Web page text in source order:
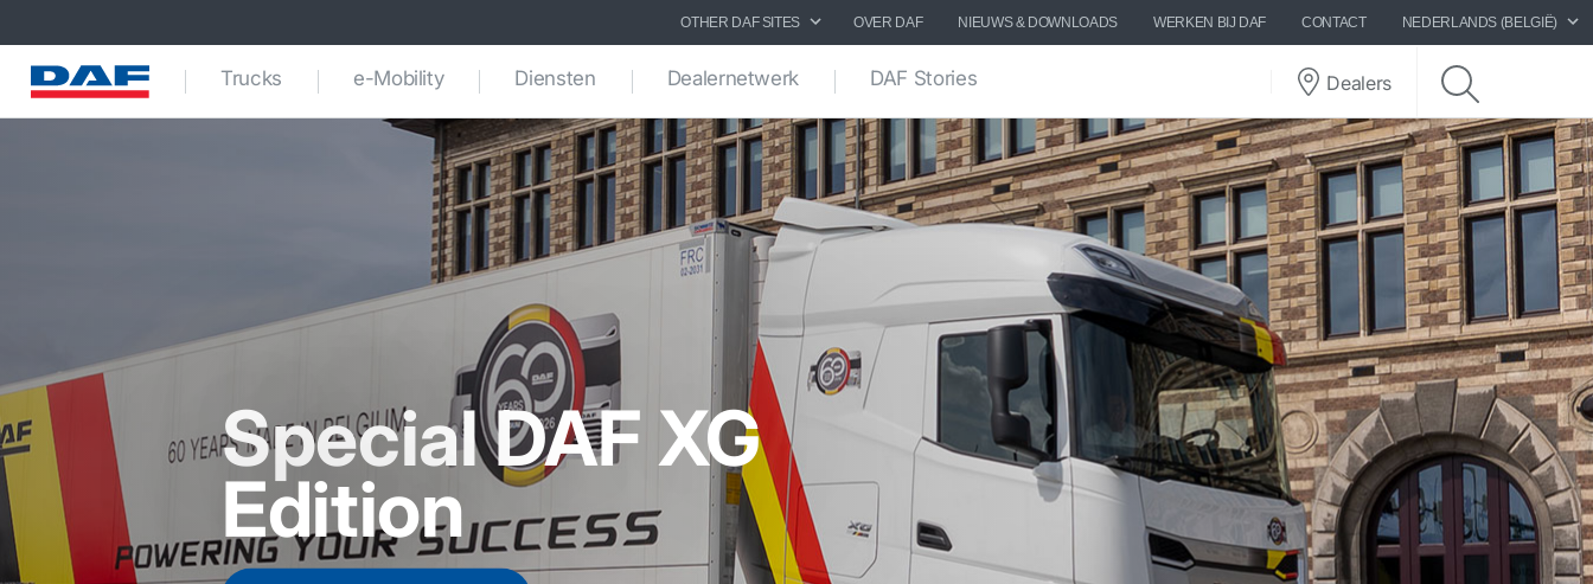
OTHER DAF SITES OVER DAF NIEUWS & DOWNLOADS WERKEN BIJ DAF CONTACT NEDERLANDS (BELGIË)
Trucks e-Mobility Diensten Dealernetwerk DAF Stories Dealers
Special DAF XG
Edition